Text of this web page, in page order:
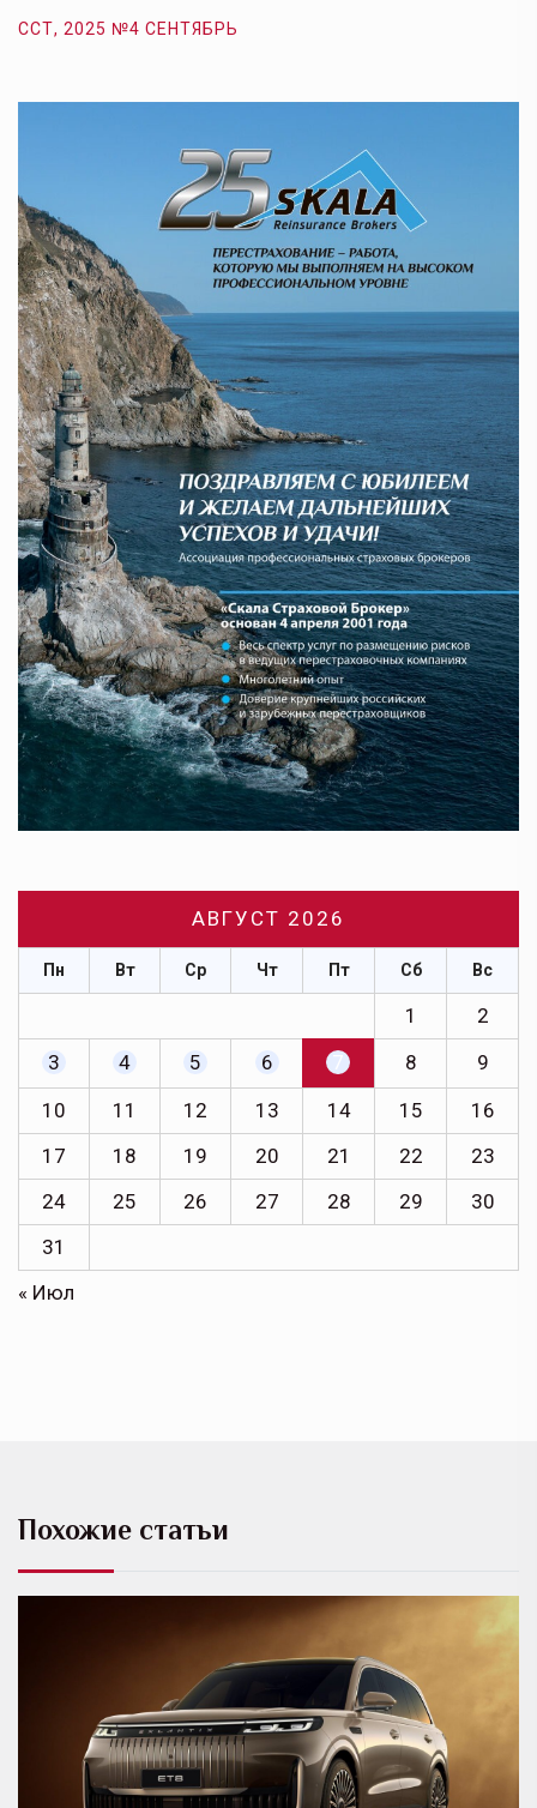
ССТ, 2025 №4 СЕНТЯБРЬ
АВГУСТ 2026
Пн Вт Ср Чт Пт Сб Вс
1
2
3
4 5 6 7 8
9
10
11 12 13 14 15
16
17
18 19 20 21 22
23
24
25 26 27 28 29
30
31
« Июл
Похожие статьи